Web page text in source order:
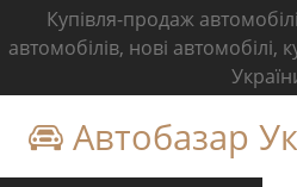
Купівля-продаж
автомобілів, нові автомобілі,
Автобазар